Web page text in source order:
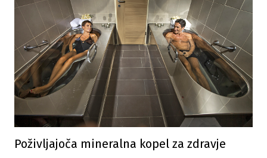
Poživljajoča mineralna kopel za zdravje